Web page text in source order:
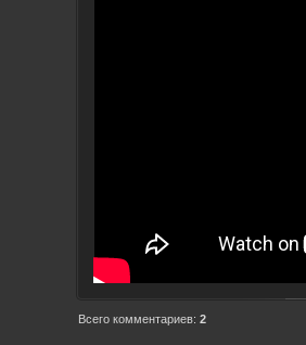
Всего комментариев: 2